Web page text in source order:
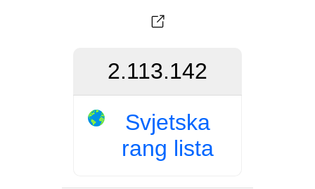
2.113.142
Svjetska
rang lista